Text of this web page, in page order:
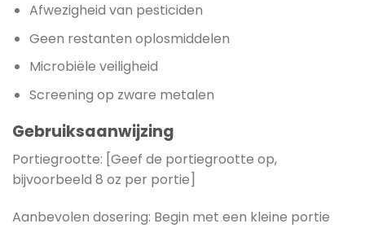
Afwezigheid van pesticiden
Geen restanten oplosmiddelen
Microbiële veiligheid
Screening op zware metalen
Gebruiksaanwijzing
Portiegrootte: [Geef de portiegrootte op,
bijvoorbeeld 8 oz per portie]
Aanbevolen dosering: Begin met een kleine portie